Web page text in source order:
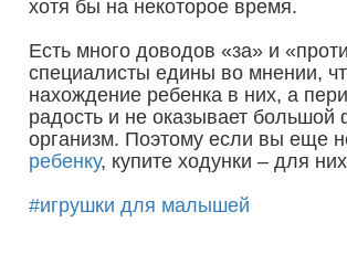
хотя бы на некоторое время.
Есть много доводов «за» и
специалисты едины во мнении,
нахождение ребенка в них, а
радость и не оказывает большой
организм. Поэтому если вы еще
ребенку, купите ходунки – для
#игрушки для малышей